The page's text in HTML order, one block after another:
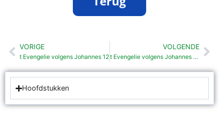
Vorige
VORIGE
t Evengelie volgens Johannes 12
VOLGENDE
t Evengelie volgens Johannes 14
Hoofdstukken